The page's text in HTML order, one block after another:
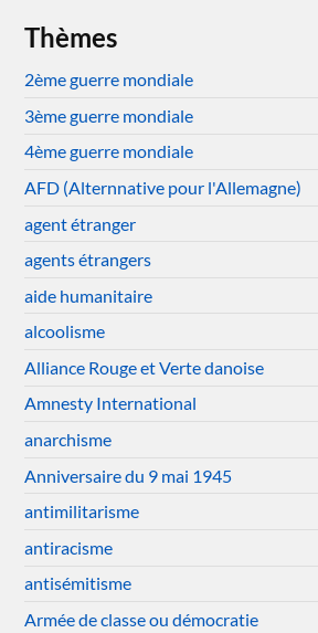
Thèmes
2ème guerre mondiale
3ème guerre mondiale
4ème guerre mondiale
AFD (Alternnative pour l'Allemagne)
agent étranger
agents étrangers
aide humanitaire
alcoolisme
Alliance Rouge et Verte danoise
Amnesty International
anarchisme
Anniversaire du 9 mai 1945
antimilitarisme
antiracisme
antisémitisme
Armée de classe ou démocratie